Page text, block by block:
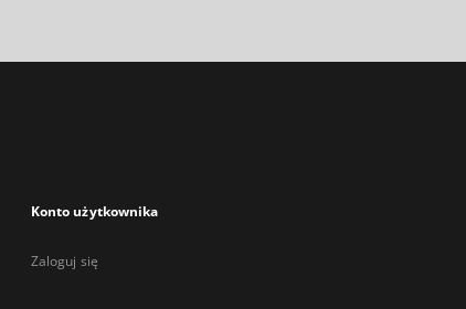
Konto użytkownika
Zaloguj się